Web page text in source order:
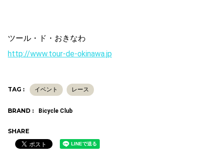
ツール・ド・おきなわ
http://www.tour-de-okinawa.jp
TAG : イベント レース
BRAND : Bicycle Club
SHARE